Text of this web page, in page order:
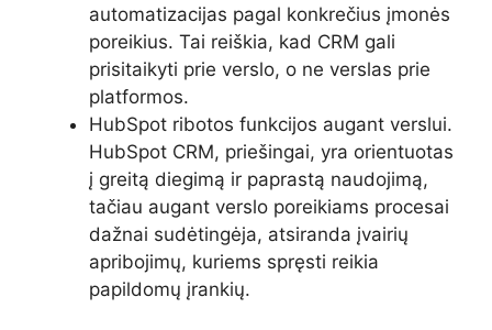
automatizacijas pagal konkrečius įmonės
poreikius. Tai reiškia, kad CRM gali
prisitaikyti prie verslo, o ne verslas prie
platformos.
HubSpot ribotos funkcijos augant verslui.
HubSpot CRM, priešingai, yra orientuotas
į greitą diegimą ir paprastą naudojimą,
tačiau augant verslo poreikiams procesai
dažnai sudėtingėja, atsiranda įvairių
apribojimų, kuriems spręsti reikia
papildomų įrankių.